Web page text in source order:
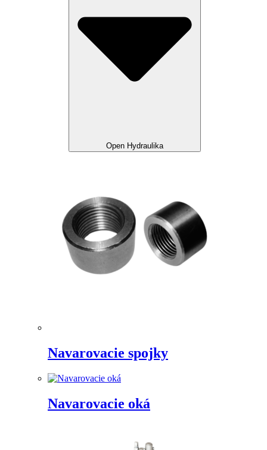
Open Hydraulika
Navarovacie spojky
Navarovacie oká